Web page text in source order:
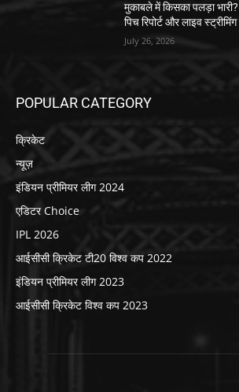
मुकाबले में किसका पलड़ा
पिच रिपोर्ट और लाइव
July 26, 2026
POPULAR CATEGORY
क्रिकेट
न्यूज़
इंडियन प्रीमियर लीग 2024
एडिटर Choice
IPL 2026
आईसीसी क्रिकेट टी20 विश्व कप 2022
इंडियन प्रीमियर लीग 2023
आईसीसी क्रिकेट विश्व कप 2023